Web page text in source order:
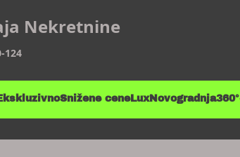
Nekretnine
124
Snižene ceneLuxNovogradnja360°